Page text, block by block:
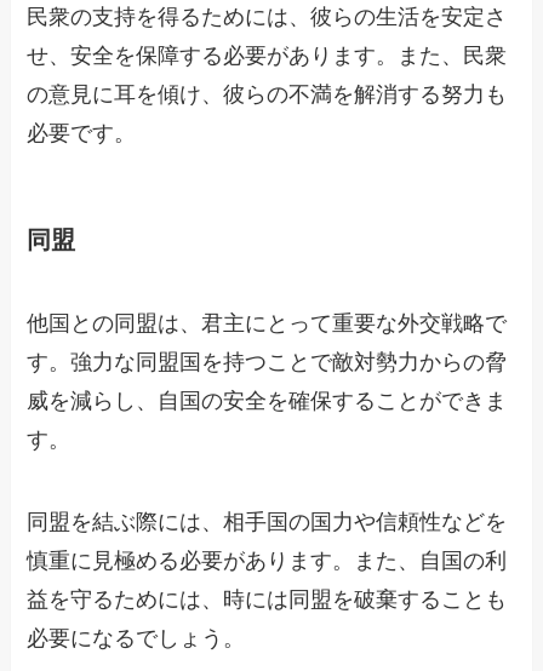
民衆の支持を得るためには、彼らの生活を安定さ
せ、安全を保障する必要があります。また、民衆
の意見に耳を傾け、彼らの不満を解消する努力も
必要です。
同盟
他国との同盟は、君主にとって重要な外交戦略で
す。強力な同盟国を持つことで敵対勢力からの脅
威を減らし、自国の安全を確保することができま
す。
同盟を結ぶ際には、相手国の国力や信頼性などを
慎重に見極める必要があります。また、自国の利
益を守るためには、時には同盟を破棄することも
必要になるでしょう。